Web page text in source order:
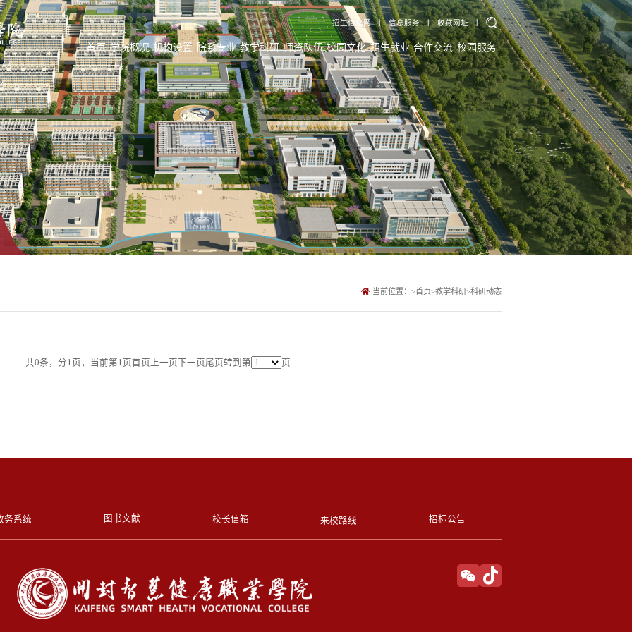
招生信息网 丨 信息服务 丨 收藏网址 丨
首页 学院概况 机构设置 院系专业 教学科研 师资队伍 校园文化 招生就业 合作交流 校园服务
当前位置： >首页>教学科研>科研动态
共0条，分1页，当前第1页首页 上一页下一页尾页转到第 页
务系统 图书文献 校长信箱 来校路线 招标公告